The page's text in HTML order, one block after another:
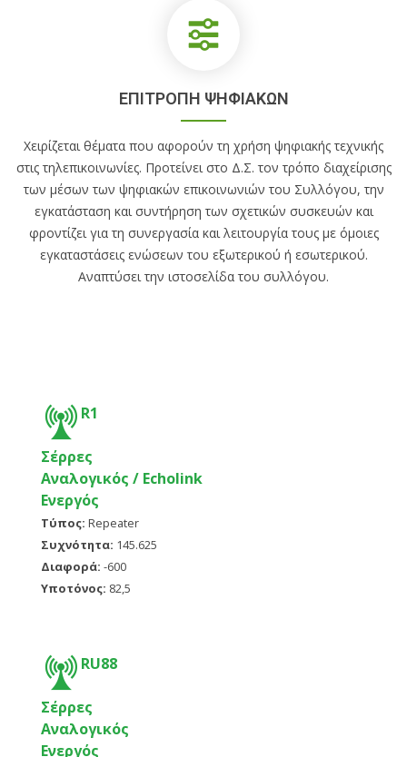
ΕΠΙΤΡΟΠΗ ΨΗΦΙΑΚΩΝ
Χειρίζεται θέματα που αφορούν τη χρήση ψηφιακής τεχνικής
στις τηλεπικοινωνίες. Προτείνει στο Δ.Σ. τον τρόπο διαχείρισης
των μέσων των ψηφιακών επικοινωνιών του Συλλόγου, την
εγκατάσταση και συντήρηση των σχετικών συσκευών και
φροντίζει για τη συνεργασία και λειτουργία τους με όμοιες
εγκαταστάσεις ενώσεων του εξωτερικού ή εσωτερικού.
Αναπτύσει την ιστοσελίδα του συλλόγου.
R1
Σέρρες
Αναλογικός / Echolink
Ενεργός
Τύπος: Repeater
Συχνότητα: 145.625
Διαφορά: -600
Υποτόνος: 82,5
RU88
Σέρρες
Αναλογικός
Ενεργός